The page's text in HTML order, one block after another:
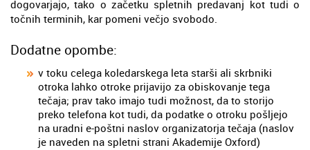
dogovarjajo, tako o začetku spletnih predavanj kot tudi o
točnih terminih, kar pomeni večjo svobodo.
Dodatne opombe:
v toku celega koledarskega leta starši ali skrbniki
otroka lahko otroke prijavijo za obiskovanje tega
tečaja; prav tako imajo tudi možnost, da to storijo
preko telefona kot tudi, da podatke o otroku pošljejo
na uradni e-poštni naslov organizatorja tečaja (naslov
je naveden na spletni strani Akademije Oxford)